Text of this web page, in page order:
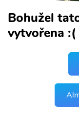
Bohužel
vytvořena :(